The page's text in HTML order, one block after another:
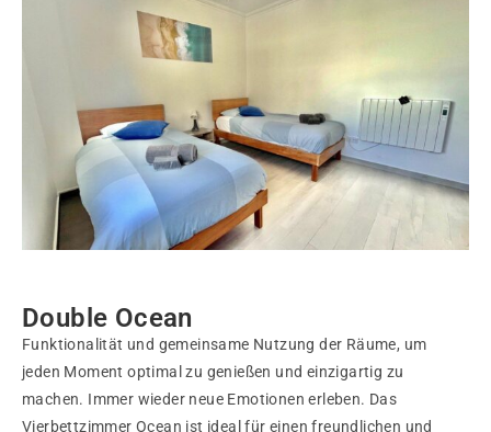
Double Ocean
Funktionalität und gemeinsame Nutzung der Räume, um
jeden Moment optimal zu genießen und einzigartig zu
machen. Immer wieder neue Emotionen erleben. Das
Vierbettzimmer Ocean ist ideal für einen freundlichen und